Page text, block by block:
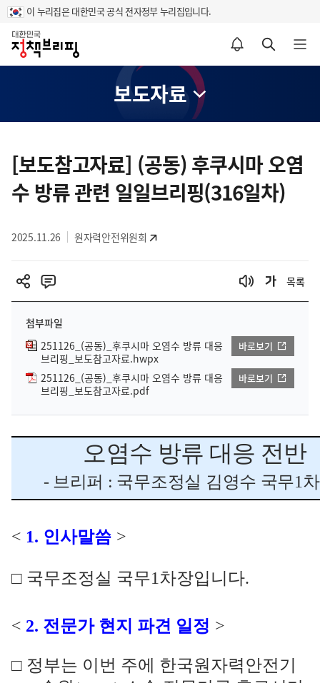
이 누리집은 대한민국 공식 전자정부 누리집입니다.
홈
알림설정 바로가기 검색 바로가기 메뉴 열기
보도자료
텐
츠
영
[보도참고자료] (공동) 후쿠시마 오염
수 방류 관련 일일브리핑(316일차)
2025.11.26 원자력안전위원회
목록
첨부파일
251126_(공동)_후쿠시마 오염수 방류 대응
브리핑_보도참고자료.hwpx
바로보기
251126_(공동)_후쿠시마 오염수 방류 대응
브리핑_보도참고자료.pdf
바로보기
오염수 방류 대응 전반
- 브리퍼 : 국무조정실 김영수 국무1
< 1. 인사말씀 >
□ 국무조정실 국무1차장입니다.
< 2. 전문가 현지 파견 일정 >
□ 정부는 이번 주에 한국원자력안전기